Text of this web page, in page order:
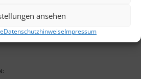
ansehen
DatenschutzhinweiseImpressum